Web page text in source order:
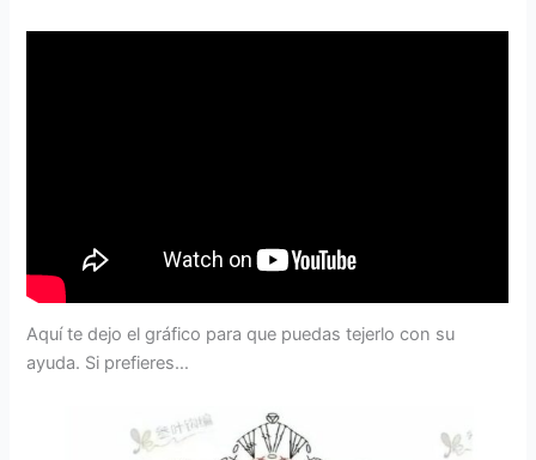
Aquí te dejo el gráfico para que puedas tejerlo con su
ayuda. Si prefieres…